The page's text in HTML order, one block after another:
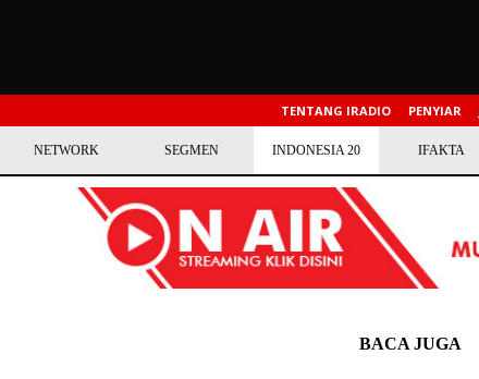
TENTANG IRADIO PENYIAR
NETWORK SEGMEN INDONESIA 20 IFAKTA
BACA JUGA